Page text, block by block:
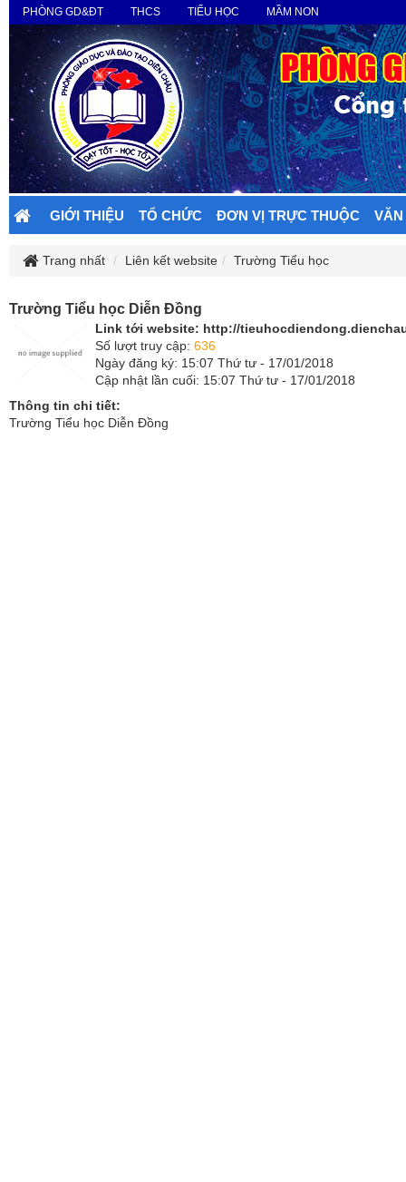
PHÒNG GD&ĐT THCS TIỂU HỌC MẦM NON
GIỚI THIỆU TỔ CHỨC ĐƠN VỊ TRỰC THUỘC
Trang nhất Liên kết website Trường Tiểu học
Trường Tiểu học Diễn Đồng
Link tới website: http://
Số lượt truy cập: 636
Ngày đăng ký: 15:07 Thứ tư - 17/01/2018
Cập nhật lần cuối: 15:07 Thứ tư - 17/01/2018
Thông tin chi tiết:
Trường Tiểu học Diễn Đồng